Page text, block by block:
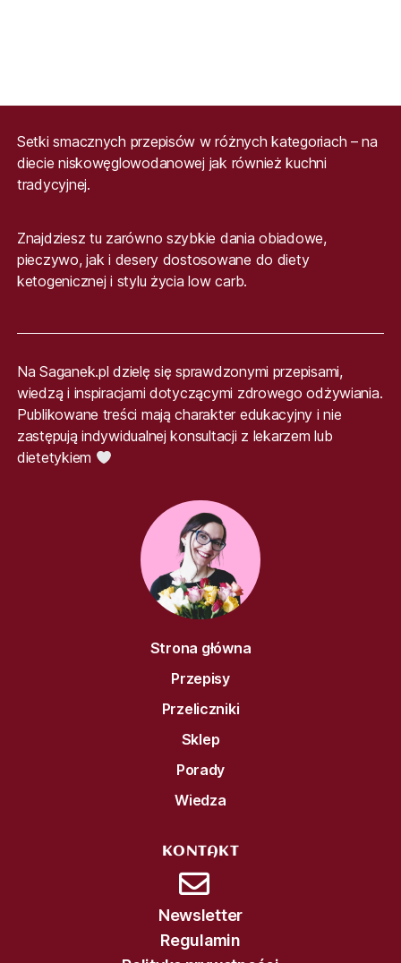
Setki smacznych przepisów w różnych kategoriach – na
diecie niskowęglowodanowej jak również kuchni
tradycyjnej.
Znajdziesz tu zarówno szybkie dania obiadowe,
pieczywo, jak i desery dostosowane do diety
ketogenicznej i stylu życia low carb.
Na Saganek.pl dzielę się sprawdzonymi przepisami,
wiedzą i inspiracjami dotyczącymi zdrowego odżywiania.
Publikowane treści mają charakter edukacyjny i nie
zastępują indywidualnej konsultacji z lekarzem lub
dietetykiem
Strona główna
Przepisy
Przeliczniki
Sklep
Porady
Wiedza
KONTAKT
Newsletter
Regulamin